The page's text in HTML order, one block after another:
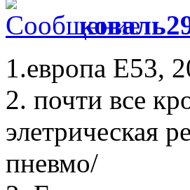
1.европа Е53,
2. почти все
элетрическая
пневмо/